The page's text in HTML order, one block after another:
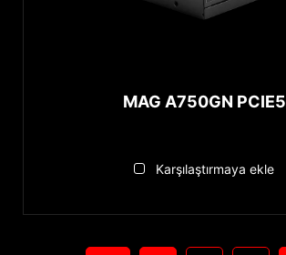
MAG A750GN PCIE5
Karşılaştırmaya ekle